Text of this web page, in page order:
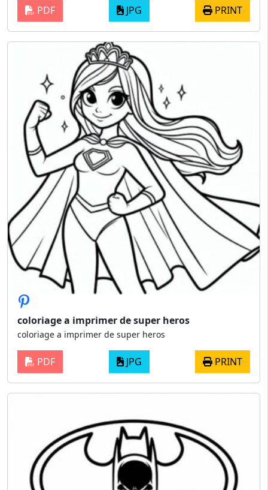
PDF JPG PRINT
coloriage a imprimer de super heros
coloriage a imprimer de super heros
PDF JPG PRINT